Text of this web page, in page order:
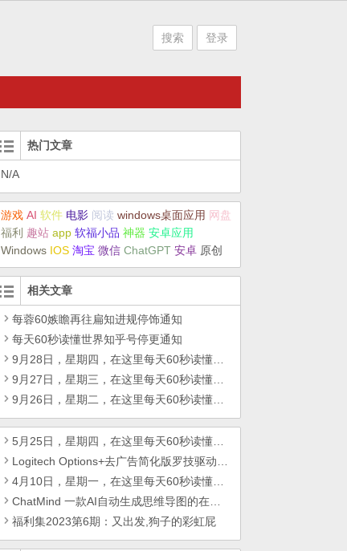
搜索 登录
热门文章
N/A
游戏 AI 软件 电影 阅读 windows桌面应用 网盘
福利 趣站 app 软福小品 神器 安卓应用
Windows IOS 淘宝 微信 ChatGPT 安卓 原创
相关文章
每蓉60嫉瞻再往扁知进规停饰通知
每天60秒读懂世界知乎号停更通知
9月28日，星期四，在这里每天60秒读懂世界！
9月27日，星期三，在这里每天60秒读懂世界！
9月26日，星期二，在这里每天60秒读懂世界！
5月25日，星期四，在这里每天60秒读懂世界！
Logitech Options+去广告简化版罗技驱动精简瘦身Logitech Options+ 小工具
4月10日，星期一，在这里每天60秒读懂世界！
ChatMind 一款AI自动生成思维导图的在线工具
福利集2023第6期：又出发,狗子的彩虹屁